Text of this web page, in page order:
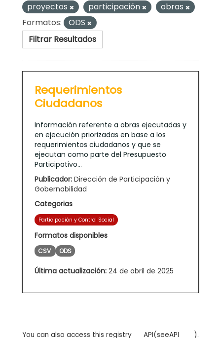
proyectos
participación
obras
Formatos:
ODS
Filtrar Resultados
Requerimientos
Ciudadanos
Información referente a obras ejecutadas y
en ejecución priorizadas en base a los
requerimientos ciudadanos y que se
ejecutan como parte del Presupuesto
Participativo...
Publicador: Dirección de Participación y
Gobernabilidad
Categorias
Participación y Control Social
Formatos disponibles
CSV ODS
Última actualización: 24 de abril de 2025
You can also access this registry
API(seeAPI
).